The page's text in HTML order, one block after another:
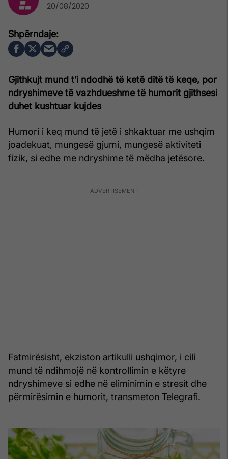
Gjithkujt mund t’i ndodhë të ketë ditë të keqe, por
ndryshimeve të vazhdueshme të humorit gjithsesi
duhet kushtuar kujdes
Humori i keq mund të jetë i shkaktuar me ushqim
joadekuat, mungesë gjumi, mungesë aktiviteti
fizik, si edhe me ndryshime të mëdha jetësore.
Fatmirësisht, ekziston artikulli ushqimor, i cili
mund të ndihmojë në kontrollimin e këtyre
ndryshimeve si edhe në eliminimin e stresit dhe
përmirësimin e humorit, transmeton Telegrafi.
20/08/2020